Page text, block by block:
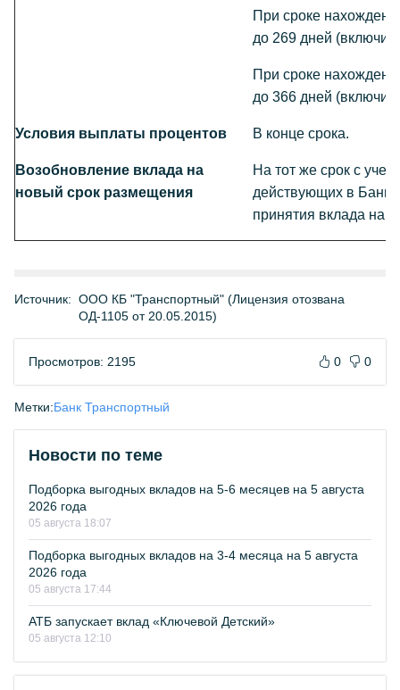
При сроке
до 269 дней
При сроке
до 366 дней
Условия выплаты процентов В конце срока.
Возобновление вклада на
новый срок размещения
На тот же срок с
действующих в
принятия вклада на
Источник: ООО КБ "Транспортный" (Лицензия отозвана
ОД-1105 от 20.05.2015)
Просмотров: 2195 0 0
Метки:Банк Транспортный
Новости по теме
Подборка выгодных вкладов на 5-6 месяцев на 5 августа
2026 года
05 августа 18:07
Подборка выгодных вкладов на 3-4 месяца на 5 августа
2026 года
05 августа 17:44
АТБ запускает вклад «Ключевой Детский»
05 августа 12:10